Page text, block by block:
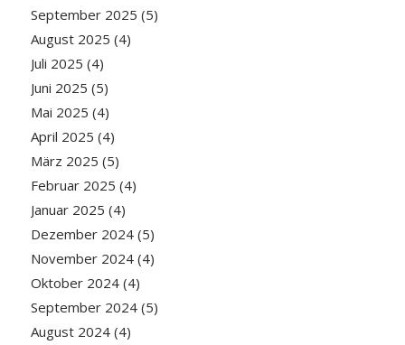
September 2025 (5)
August 2025 (4)
Juli 2025 (4)
Juni 2025 (5)
Mai 2025 (4)
April 2025 (4)
März 2025 (5)
Februar 2025 (4)
Januar 2025 (4)
Dezember 2024(5)
November 2024(4)
Oktober 2024(4)
September 2024(5)
August 2024(4)